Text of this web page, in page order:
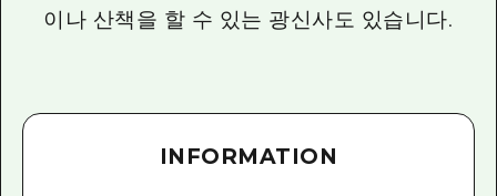
이나 산책을 할 수 있는 광신사도 있습니다.
INFORMATION